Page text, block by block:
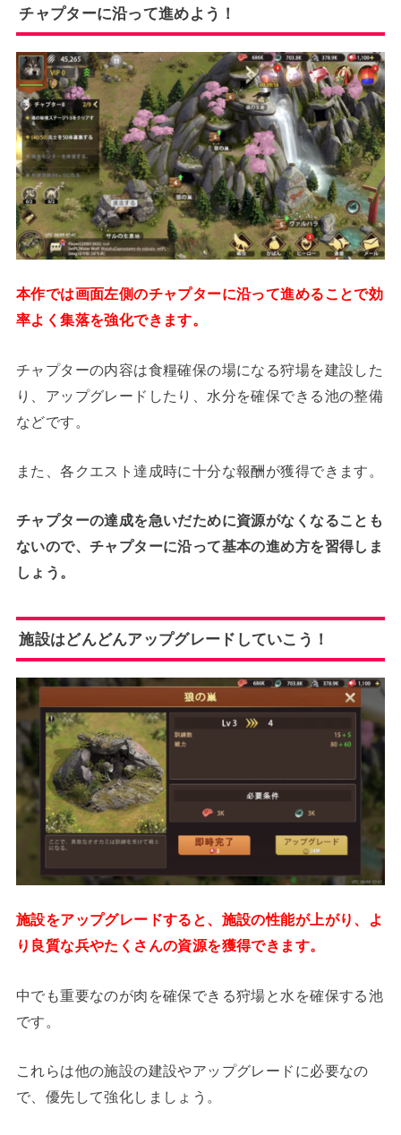
チャプターに沿って進めよう！
本作では画面左側のチャプターに沿って進めることで効
率よく集落を強化できます。
チャプターの内容は食糧確保の場になる狩場を建設した
り、アップグレードしたり、水分を確保できる池の整備
などです。
また、各クエスト達成時に十分な報酬が獲得できます。
チャプターの達成を急いだために資源がなくなることも
ないので、チャプターに沿って基本の進め方を習得しま
しょう。
施設はどんどんアップグレードしていこう！
施設をアップグレードすると、施設の性能が上がり、よ
り良質な兵やたくさんの資源を獲得できます。
中でも重要なのが肉を確保できる狩場と水を確保する池
です。
これらは他の施設の建設やアップグレードに必要なの
で、優先して強化しましょう。